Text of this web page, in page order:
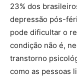
23% dos
depressão pós-
pode dificultar o
condição não é,
transtorno
como as pessoas